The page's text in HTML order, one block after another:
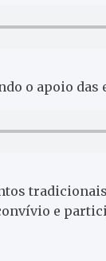
o apoio das
e